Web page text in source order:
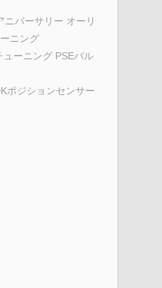
バーサリー オーリ
ニング
ーニング PSEバル
ポジションセンサー